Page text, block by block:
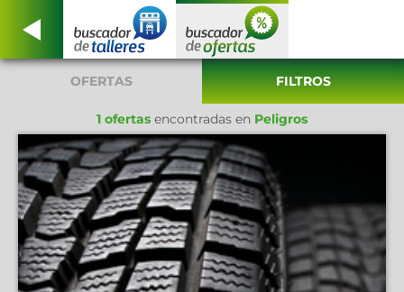
OFERTAS FILTROS
1 ofertas encontradas en Peligros